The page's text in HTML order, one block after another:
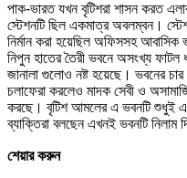
পাক-ভারত যখন বৃটিশরা শাসন করত
স্টেশনটি ছিল একমাত্র অবলম্বন।
নির্মান করা হয়েছিল অফিসসহ আবাসিক
নিপুন হাতের তৈরী ভবনে অসংখ্য ফাটল
জানালা গুলোও নষ্ট হয়েছে। ভবনের
চলাফেরা করলেও মাদক সেবী ও
করছে। বৃটিশ আমলের এ ভবনটি শুধুই
ব্যাক্তিরা বলছেন এখনই ভবনটি নিলাম
শেয়ার করুন